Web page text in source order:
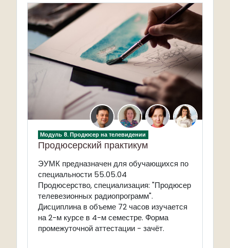
Модуль 8. Продюсер на телевидении
Продюсерский практикум
ЭУМК предназначен для обучающихся по
специальности 55.05.04
Продюсерство, специализация: "Продюсер
телевезионных радиопрограмм".
Дисциплина в объеме 72 часов изучается
на 2-м курсе в 4-м семестре. Форма
промежуточной аттестации - зачёт.